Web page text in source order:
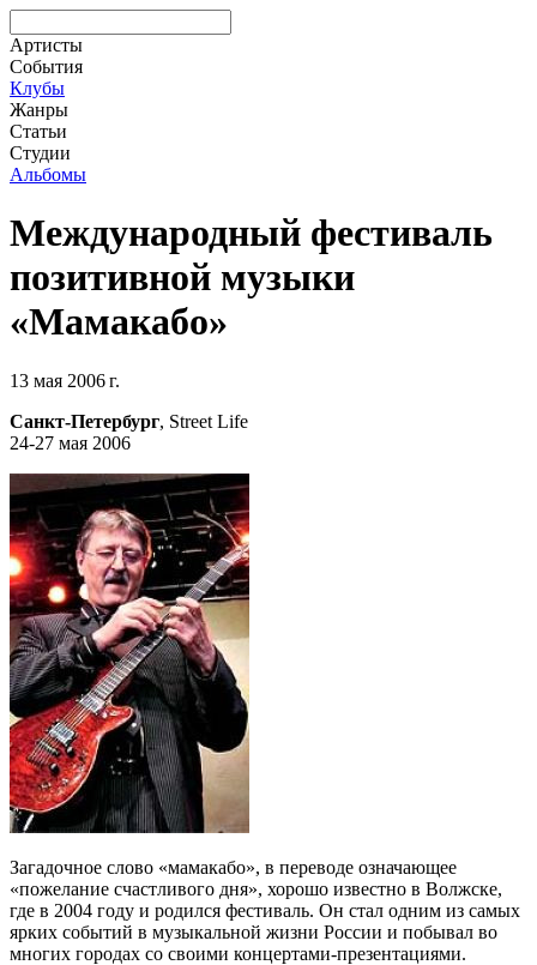
Артисты
События
Клубы
Жанры
Статьи
Студии
Альбомы
Международный фестиваль
позитивной музыки
«Мамакабо»
13 мая 2006 г.
Санкт-Петербург, Street Life
24-27 мая 2006
Загадочное слово «мамакабо», в переводе означающее
«пожелание счастливого дня», хорошо известно в Волжске,
где в 2004 году и родился фестиваль. Он стал одним из самых
ярких событий в музыкальной жизни России и побывал во
многих городах со своими концертами-презентациями.